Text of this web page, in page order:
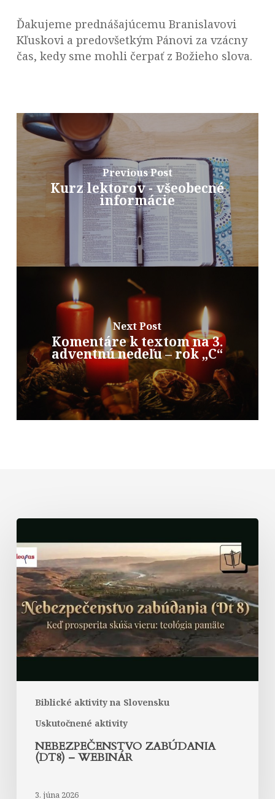
Ďakujeme prednášajúcemu Branislavovi
Kľuskovi a predovšetkým Pánovi za vzácny
čas, kedy sme mohli čerpať z Božieho slova.
Previous Post
Kurz lektorov - všeobecné
informácie
Next Post
Komentáre k textom na 3.
adventnú nedeľu – rok „C“
Biblické aktivity na Slovensku
Uskutočnené aktivity
Nebezpečenstvo
zabúdania
(Dt8)
–
webinár
NEBEZPEČENSTVO ZABÚDANIA
(DT8) – WEBINÁR
3. júna 2026